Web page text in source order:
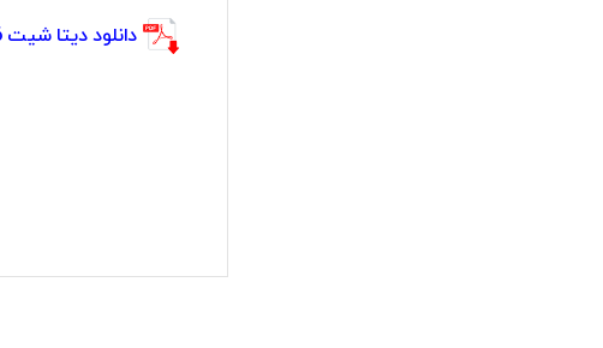
دانلود دیتا شیت DH-IPC-HDW1239T1P-A-IL-S6